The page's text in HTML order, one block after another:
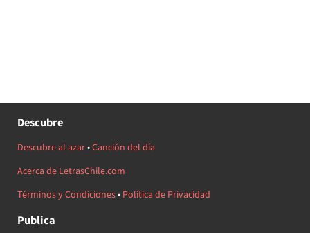
Descubre
Descubre al azar•Canción del día
Acerca de LetrasChile.com
Términos y Condiciones• Política de Privacidad
Publica